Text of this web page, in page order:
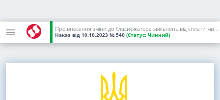
Про внесення зміни до Класифікатора звільнень від сплати митних платежів при ввезенні товарів на митну територію України
Наказ від 10.10.2023 № 540 (Статус: Чинний)